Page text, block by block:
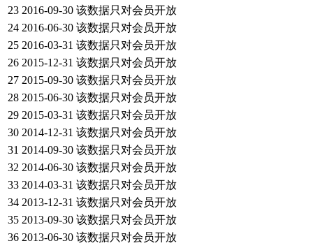
23 2016-09-30 该数据只对会员开放
24 2016-06-30 该数据只对会员开放
25 2016-03-31 该数据只对会员开放
26 2015-12-31 该数据只对会员开放
27 2015-09-30 该数据只对会员开放
28 2015-06-30 该数据只对会员开放
29 2015-03-31 该数据只对会员开放
30 2014-12-31 该数据只对会员开放
31 2014-09-30 该数据只对会员开放
32 2014-06-30 该数据只对会员开放
33 2014-03-31 该数据只对会员开放
34 2013-12-31 该数据只对会员开放
35 2013-09-30 该数据只对会员开放
36 2013-06-30 该数据只对会员开放